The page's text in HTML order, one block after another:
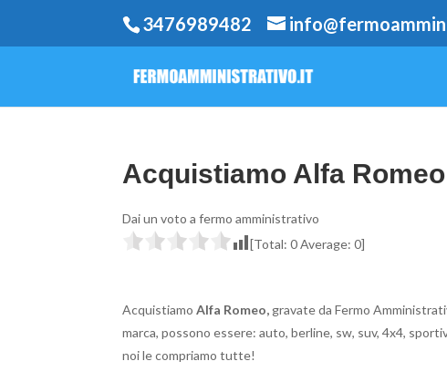
3476989482
Acquistiamo Alfa
Dai un voto a fermo amministrativo
[Total:0Average:0]
AcquistiamoAlfa Romeo, gravate da Fermo
marca, possono essere: auto, berline, sw, suv, 4x4,
noi le compriamo tutte!